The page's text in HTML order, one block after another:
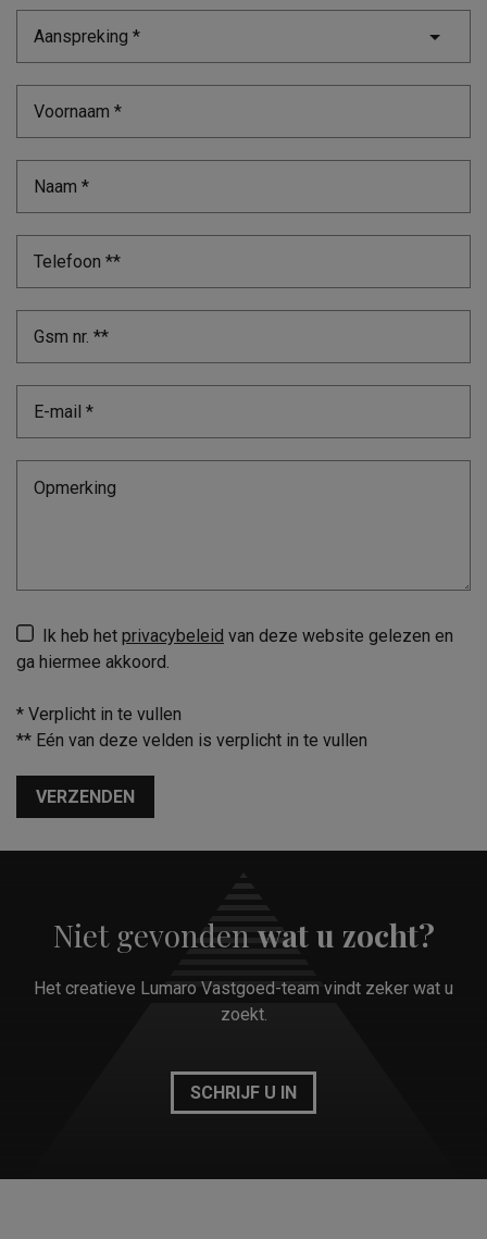
Aanspreking *
Ik heb het privacybeleid van deze website gelezen en
ga hiermee akkoord.
* Verplicht in te vullen
** Eén van deze velden is verplicht in te vullen
VERZENDEN
Niet gevondenwat u zocht?
Het creatieve Lumaro Vastgoed-team vindt zeker wat u
zoekt.
SCHRIJF U IN